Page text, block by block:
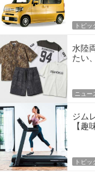
トピッ
水陸
たい
ニュー
ジム
【趣
トピッ